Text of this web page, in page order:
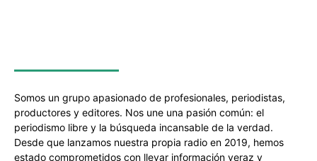
Somos un grupo apasionado de profesionales, periodistas,
productores y editores. Nos une una pasión común: el
periodismo libre y la búsqueda incansable de la verdad.
Desde que lanzamos nuestra propia radio en 2019, hemos
estado comprometidos con llevar información veraz y